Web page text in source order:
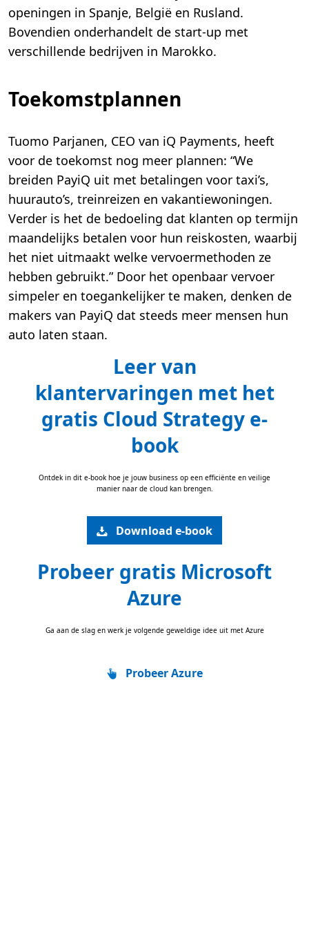
openingen in Spanje, België en Rusland.
Bovendien onderhandelt de start-up met
verschillende bedrijven in Marokko.
Toekomstplannen
Tuomo Parjanen, CEO van iQ Payments, heeft
voor de toekomst nog meer plannen: “We
breiden PayiQ uit met betalingen voor taxi’s,
huurauto’s, treinreizen en vakantiewoningen.
Verder is het de bedoeling dat klanten op termijn
maandelijks betalen voor hun reiskosten, waarbij
het niet uitmaakt welke vervoermethoden ze
hebben gebruikt.” Door het openbaar vervoer
simpeler en toegankelijker te maken, denken de
makers van PayiQ dat steeds meer mensen hun
auto laten staan.
Leer van
klantervaringen met het
gratis Cloud Strategy e-
book
Ontdek in dit e-book hoe je jouw business op een efficiënte en veilige
manier naar de cloud kan brengen.
Download e-book
Probeer gratis Microsoft
Azure
Ga aan de slag en werk je volgende geweldige idee uit met Azure
Probeer Azure